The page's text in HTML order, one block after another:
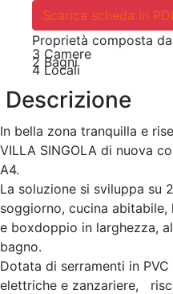
Scarica scheda in
Proprietà composta
3 Camere
2 Bagni
4 Locali
Descrizione
In bella zona tranquilla e
VILLA SINGOLA di nuova
A4.
La soluzione si sviluppa su
soggiorno, cucina
e boxdoppio in larghezza,
bagno.
Dotata di serramenti in
elettriche e zanzariere,